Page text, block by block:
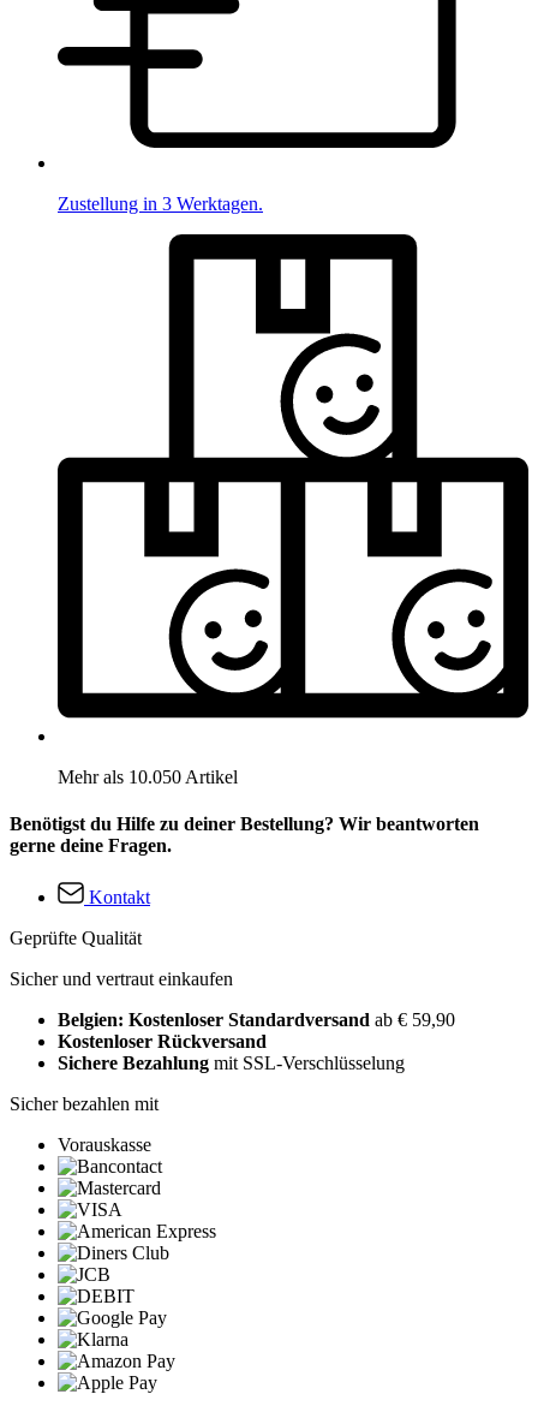
Zustellung in 3 Werktagen.
Mehr als 10.050 Artikel
Benötigst du Hilfe zu deiner Bestellung? Wir beantworten
gerne deine Fragen.
Kontakt
Geprüfte Qualität
Sicher und vertraut einkaufen
Belgien: Kostenloser Standardversand ab € 59,90
Kostenloser Rückversand
Sichere Bezahlung mit SSL-Verschlüsselung
Sicher bezahlen mit
Vorauskasse